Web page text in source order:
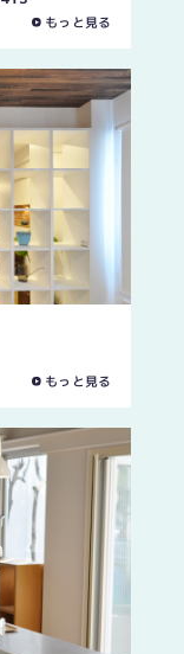
もっと見る
もっと見る